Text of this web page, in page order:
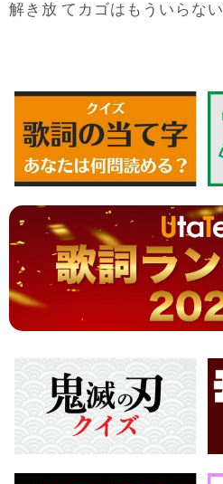
解き 放 てカゴはもういらない